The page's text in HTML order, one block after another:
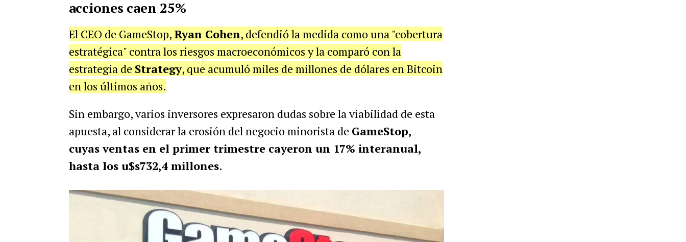
acciones caen 25%
El CEO de GameStop, Ryan Cohen, defendió la medida como una "cobertura
estratégica" contra los riesgos macroeconómicos y la comparó con la
estrategia de Strategy, que acumuló miles de millones de dólares en Bitcoin
en los últimos años.
Sin embargo, varios inversores expresaron dudas sobre la viabilidad de esta
apuesta, al considerar la erosión del negocio minorista de GameStop,
cuyas ventas en el primer trimestre cayeron un 17% interanual,
hasta los u$s732,4 millones.